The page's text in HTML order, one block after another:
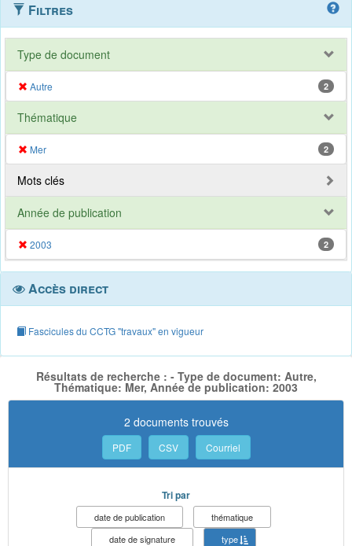
Filtres
Type de document
Autre 2
Thématique
Mer 2
Mots clés
Année de publication
2003 2
Accès direct
Fascicules du CCTG "travaux" en vigueur
Résultats de recherche : - Type de document: Autre,
Thématique: Mer, Année de publication: 2003
2 documents trouvés
PDF CSV Courriel
Tri par
date de publication
thématique
date de signature
type